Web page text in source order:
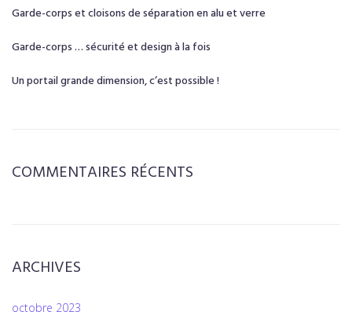
Garde-corps et cloisons de séparation en alu et verre
Garde-corps … sécurité et design à la fois
Un portail grande dimension, c’est possible !
COMMENTAIRES RÉCENTS
ARCHIVES
octobre 2023